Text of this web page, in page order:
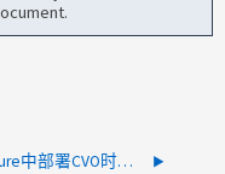
在Azure中部署CVO时、VNET上没有可用子网